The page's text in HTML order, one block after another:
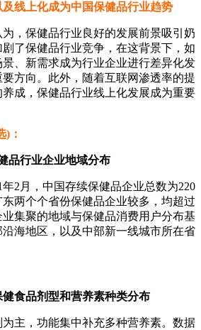
线上化成为中国保健品行业趋势
保健品行业良好的发展前景吸引奶
了保健品行业竞争，在这背景下，如
、新需求成为行业企业进行差异化发
方向。此外，随着互联网渗透率的提
成，保健品行业线上化发展成为重要
)：
品行业企业地域分布
月，中国存续保健品企业总数为220
两个个省份保健品企业较多，均超过
集聚的地域与保健品消费用户分布基
海地区，以及中部新一线城市所在省
健食品剂型和营养素种类分布
，功能集中补充多种营养素。数据